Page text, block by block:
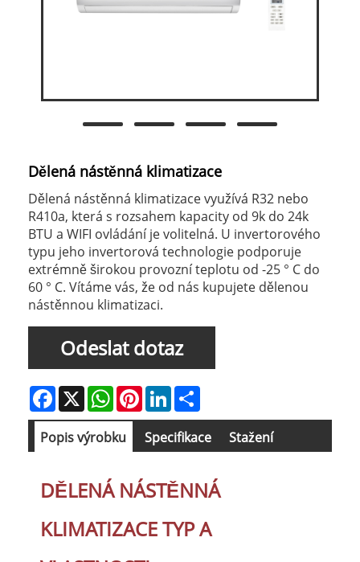
Dělená nástěnná klimatizace
Dělená nástěnná klimatizace využívá R32 nebo
R410a, která s rozsahem kapacity od 9k do 24k
BTU a WIFI ovládání je volitelná. U invertorového
typu jeho invertorová technologie podporuje
extrémně širokou provozní teplotu od -25 ° C do
60 ° C. Vítáme vás, že od nás kupujete dělenou
nástěnnou klimatizaci.
Odeslat dotaz
Facebook
X WhatsAppPinterestLinkedIn
Popis výrobku Specifikace Stažení
DĚLENÁ NÁSTĚNNÁ
KLIMATIZACE TYP A